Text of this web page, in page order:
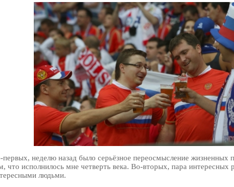
первых, неделю назад было серьёзное переосмысление жизненных
что исполнилось мне четверть века. Во-вторых, пара интересных
людьми.